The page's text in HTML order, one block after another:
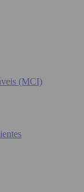
(MCI)